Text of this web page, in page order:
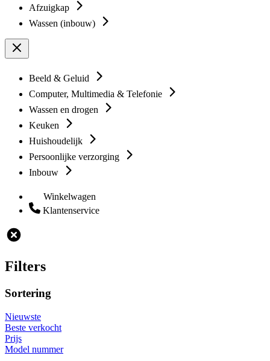
Afzuigkap
Wassen (inbouw)
Beeld & Geluid
Computer, Multimedia & Telefonie
Wassen en drogen
Keuken
Huishoudelijk
Persoonlijke verzorging
Inbouw
Winkelwagen
Klantenservice
Filters
Sortering
Nieuwste
Beste verkocht
Prijs
Model nummer